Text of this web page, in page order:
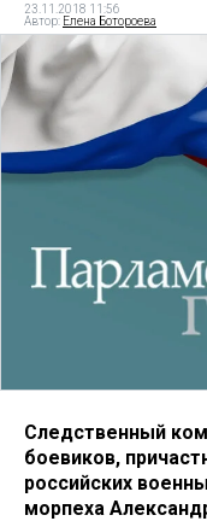
23.11.2018 11:56
Автор: Елена Ботороева
Следственный
боевиков,
российских
морпеха